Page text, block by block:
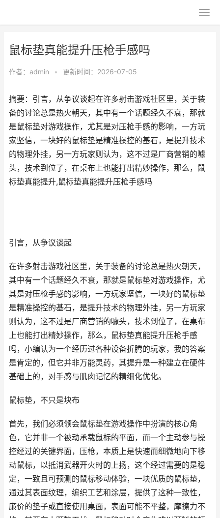
鼠标垫真能提升压枪手感吗
作者： admin • 更新时间：2026-07-05
摘要：引言，从争议谈起在许多射击游戏社区里，关于装
备的讨论总是热火朝天，其中有一个话题经久不衰，那就
是鼠标垫对游戏操作，尤其是对压枪手感的影响，一方玩
家坚信，一块好的鼠标垫是精准操控的基石，是提升技术
的物理外挂，另一方玩家则认为，这不过是厂商营销的噱
头，技术到位了，在桌布上也能打出精妙操作，那么，鼠
标垫真能提升,鼠标垫真能提升压枪手感吗
引言，从争议谈起
在许多射击游戏社区里，关于装备的讨论总是热火朝天，
其中有一个话题经久不衰，那就是鼠标垫对游戏操作，尤
其是对压枪手感的影响，一方玩家坚信，一块好的鼠标垫
是精准操控的基石，是提升技术的物理外挂，另一方玩家
则认为，这不过是厂商营销的噱头，技术到位了，在桌布
上也能打出精妙操作，那么，鼠标垫真能提升压枪手感
吗，小编认为一个经历过各种设备折腾的玩家，我的答案
是肯定的，但它并非万能灵药，其提升是一种建立在硬件
基础上的，对手感与肌肉记忆的精细化优化。
鼠标垫，不只是块布
首先，我们必须领会鼠标垫在游戏操作中扮演的核心角
色，它并非一个被动承载鼠标的平面，而一个主动参与操
控经过的关键界面，压枪，本质上是快速而细微地向下移
动鼠标，以抵消武器开火时的上扬，这个经过需要的是稳
定，一致且可预测的鼠标移动体验，一块优质的鼠标垫，
通过其表面纹理，编织工艺和涂层，提供了这种一致性，
廉价的垫子或直接使用桌面，表面可能不平整，摩擦力不